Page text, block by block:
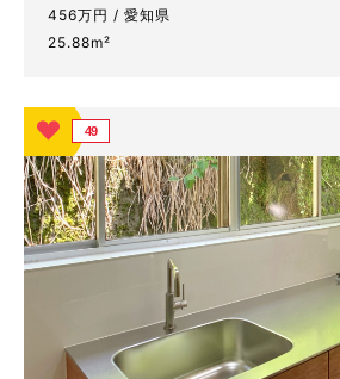
456万円 / 愛知県
25.88m²
49